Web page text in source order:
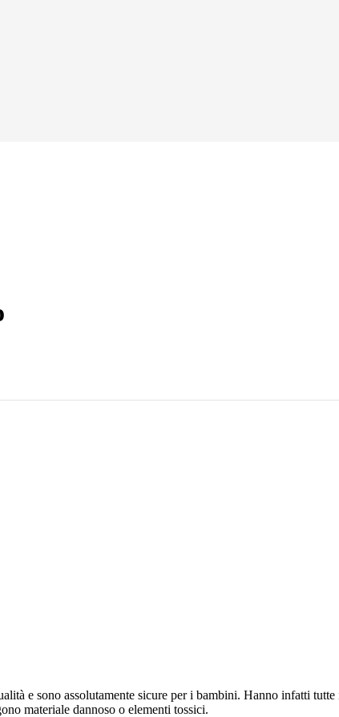
e sono assolutamente sicure per i bambini. Hanno infatti
materiale dannoso o elementi tossici.